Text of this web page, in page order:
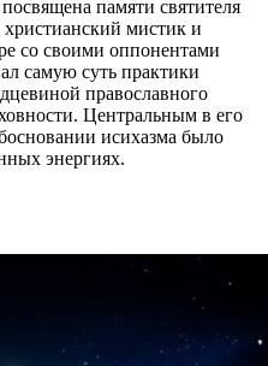
памяти святителя
мистик и
со своими оппонентами
самую суть практики
православного
Центральным в его
исихазма было
энергиях.